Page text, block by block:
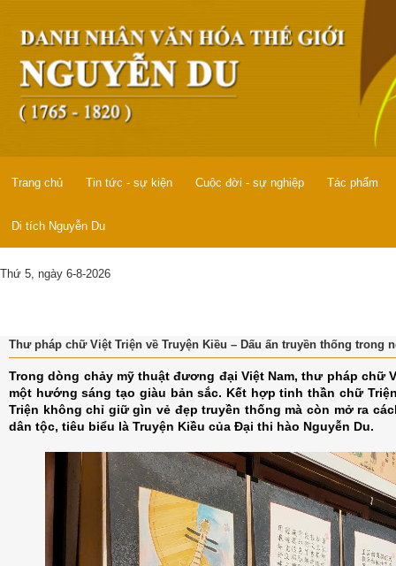
Trang chủ Tin tức - sự kiện Cuộc đời - sự nghiệp Tác phẩm
Di tích Nguyễn Du
Thứ 5, ngày 6-8-2026
Thư pháp chữ Việt Triện về Truyện Kiều – Dấu ấn truyền thống trong
Trong dòng chảy mỹ thuật đương đại Việt Nam, thư pháp chữ
một hướng sáng tạo giàu bản sắc. Kết hợp tinh thần chữ
Triện không chỉ giữ gìn vẻ đẹp truyền thống mà còn mở ra
dân tộc, tiêu biểu là Truyện Kiều của Đại thi hào Nguyễn Du.